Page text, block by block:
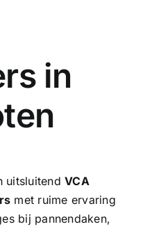
in
uitsluitendVCA
met ruime ervaring
bij pannendaken,